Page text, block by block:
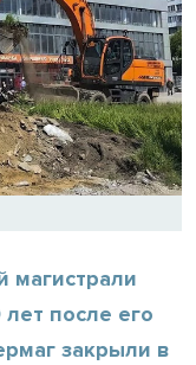
магистрали
после его
закрыли в